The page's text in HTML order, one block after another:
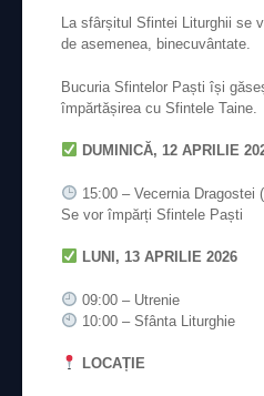
La sfârșitul Sfintei Liturghii se
de asemenea, binecuvântate.
Bucuria Sfintelor Paști își
împărtășirea cu Sfintele Taine.
DUMINICĂ, 12 APRILIE
15:00 – Vecernia Dragostei
Se vor împărți Sfintele Paști
LUNI, 13 APRILIE 2026
09:00 – Utrenie
10:00 – Sfânta Liturghie
LOCAȚIE